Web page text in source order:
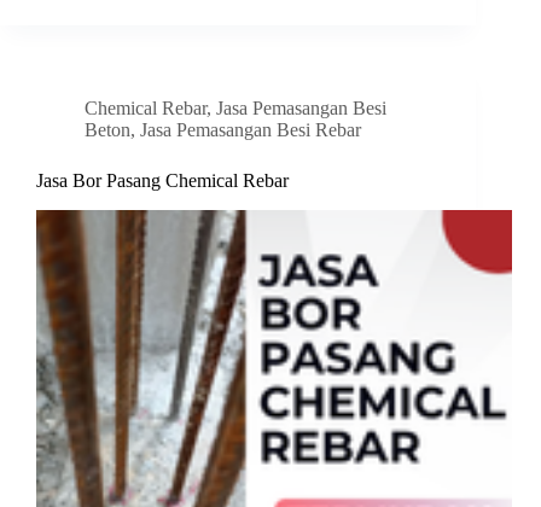
Chemical Rebar, Jasa Pemasangan Besi
Beton, Jasa Pemasangan Besi Rebar
Jasa Bor Pasang Chemical Rebar